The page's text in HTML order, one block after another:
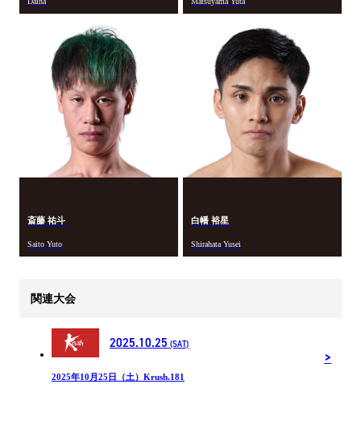
斎藤 祐斗
Saito Yuto
白幡 裕星
Shirahata Yusei
関連大会
2025.10.25 (SAT)
2025年10月25日（土）Krush.181